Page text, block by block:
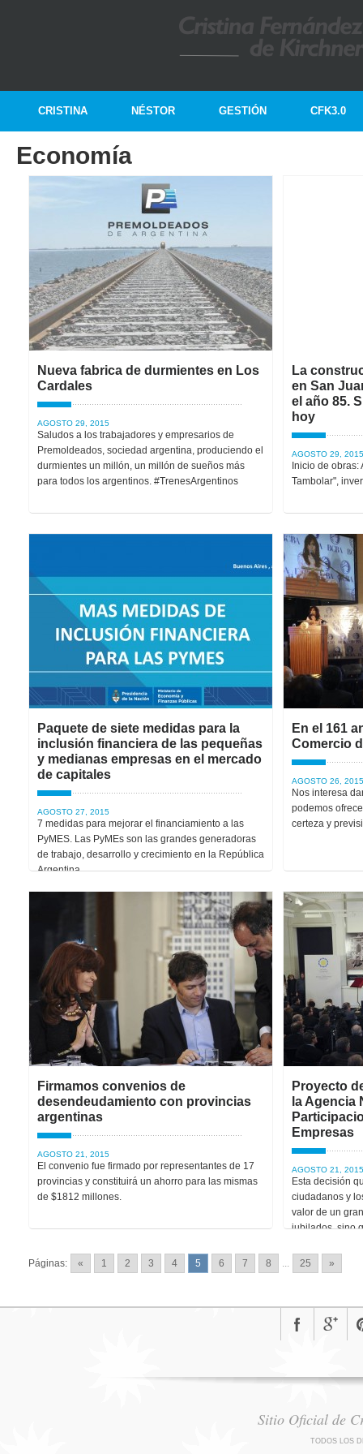
CRISTINA NÉSTOR GESTIÓN CFK3.0
Economía
Nueva fabrica de durmientes en Los
Cardales
AGOSTO 29, 2015
Saludos a los trabajadores y empresarios de
Premoldeados, sociedad argentina, produciendo el
durmientes un millón, un millón de sueños más
para todos los argentinos. #TrenesArgentinos
La
en San
el año 85.
hoy
AGOSTO 29, 2015
Inicio de
Tambolar",
Paquete de siete medidas para la
inclusión financiera de las pequeñas
y medianas empresas en el mercado
de capitales
AGOSTO 27, 2015
7 medidas para mejorar el financiamiento a las
PyMES. Las PyMEs son las grandes generadoras
de trabajo, desarrollo y crecimiento en la República
Argentina.
En el 161
Comercio
AGOSTO 26, 2015
Nos interesa
podemos
certeza y
Firmamos convenios de
desendeudamiento con provincias
argentinas
AGOSTO 21, 2015
El convenio fue firmado por representantes de 17
provincias y constituirá un ahorro para las mismas
de $1812 millones.
Proyecto
la Agencia
Empresas
AGOSTO 21, 2015
Esta decisión
ciudadanos y
valor de un
jubilados, sino
empresas que
economía.
Páginas: « 1 2 3 4 5 6 7 8 ... 25 »
Sitio Oficial de
TODOS LOS